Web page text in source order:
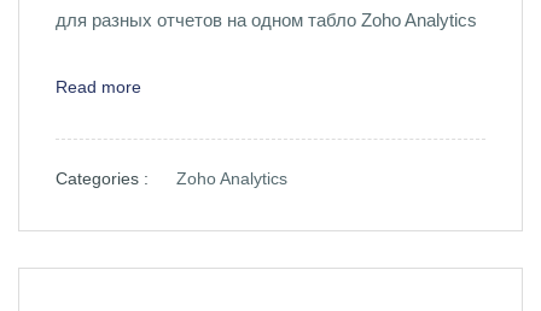
для разных отчетов на одном табло Zoho Analytics
Read more
Categories : Zoho Analytics